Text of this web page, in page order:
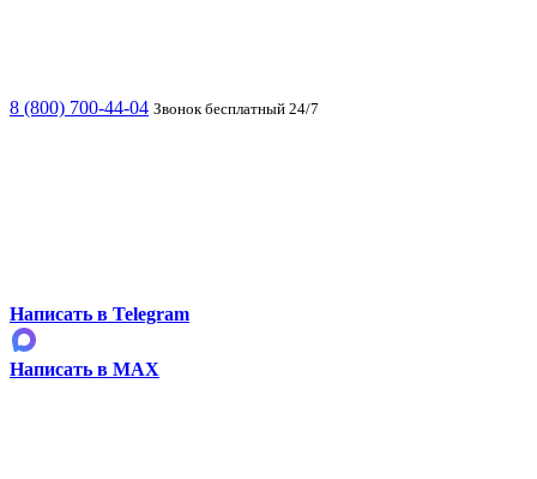
8 (800) 700-44-04 Звонок бесплатный 24/7
Написать в Telegram
Написать в MAX